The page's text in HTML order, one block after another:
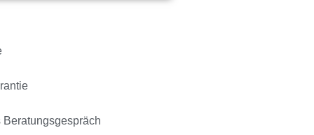
Beratungsgespräch